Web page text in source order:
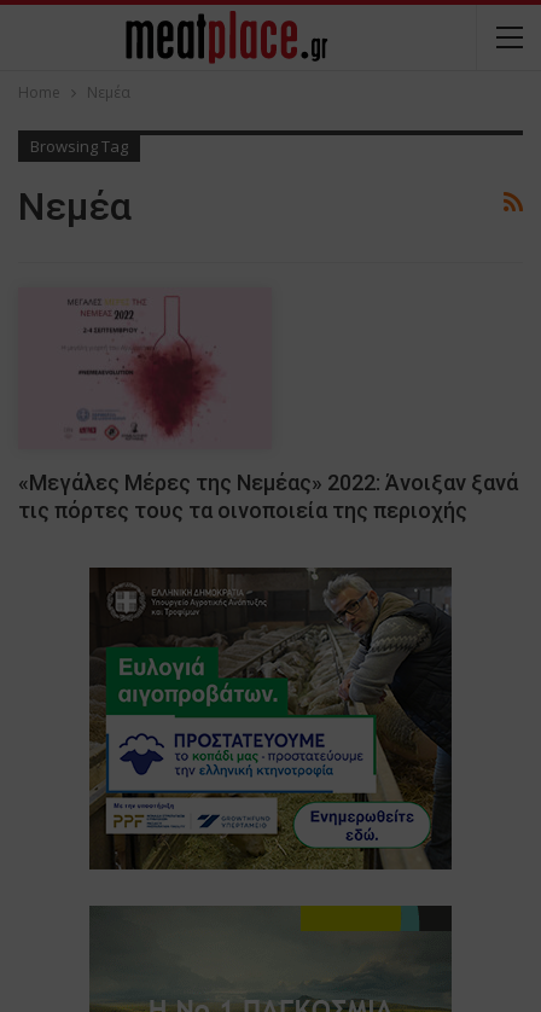
Home Νεμέα
Browsing Tag
Νεμέα
«Μεγάλες Μέρες της Νεμέας» 2022: Άνοιξαν ξανά
τις πόρτες τους τα οινοποιεία της περιοχής